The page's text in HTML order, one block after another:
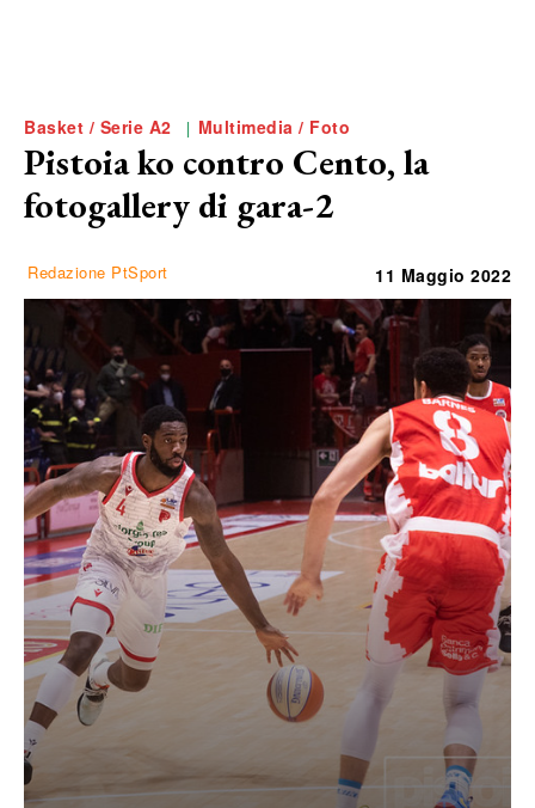
Basket / Serie A2 Multimedia / Foto
Pistoia ko contro Cento, la
fotogallery di gara-2
Redazione PtSport 11 Maggio 2022